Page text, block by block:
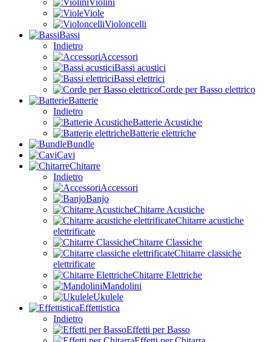
Violini
Viole
Violoncelli
Bassi
Indietro
Accessori
Bassi acustici
Bassi elettrici
Corde per Basso elettrico
Batterie
Indietro
Batterie Acustiche
Batterie elettriche
Bundle
Cavi
Chitarre
Indietro
Accessori
Banjo
Chitarre Acustiche
Chitarre acustiche
elettrificate
Chitarre Classiche
Chitarre classiche
elettrificate
Chitarre Elettriche
Mandolini
Ukulele
Effettistica
Indietro
Effetti per Basso